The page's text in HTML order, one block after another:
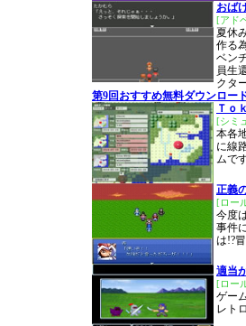
おば
[アド
夏休
作る
ベン
員生
クタ
第9回おすすめ無料ダウンロー
Ｔｏ
[シミ
本各
に線
ムで
正義
[ロー
今度
事件
は!?
適当
[ロー
ゲー
レト